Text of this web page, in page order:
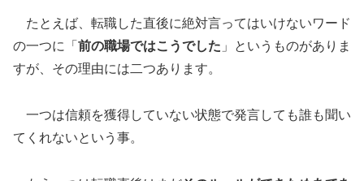
たとえば、転職した直後に絶対言ってはいけないワード
の一つに「 前の職場ではこうでした 」というものがありま
すが、その理由には二つあります。
一つは信頼を獲得していない状態で発言しても誰も聞い
てくれないという事。